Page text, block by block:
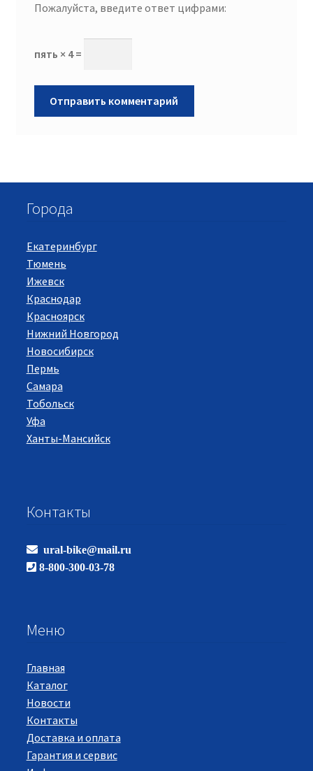
Пожалуйста, введите ответ цифрами:
пять × 4 =
Города
Екатеринбург
Тюмень
Ижевск
Краснодар
Красноярск
Нижний Новгород
Новосибирск
Пермь
Самара
Тобольск
Уфа
Ханты-Мансийск
Контакты
ural-bike@mail.ru
8-800-300-03-78
Меню
Главная
Каталог
Новости
Контакты
Доставка и оплата
Гарантия и сервис